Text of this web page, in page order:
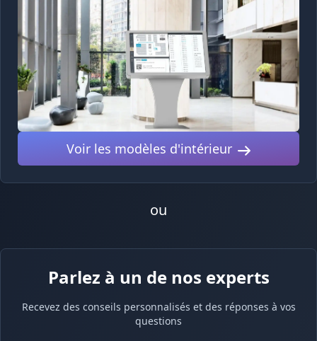
Voir les modèles d'intérieur
ou
Parlez à un de nos experts
Recevez des conseils personnalisés et des réponses à vos
questions